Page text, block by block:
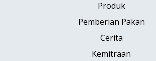
Produk
Pemberian Pakan
Cerita
Kemitraan